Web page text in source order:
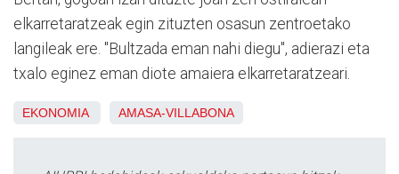
elkarretaratzeak egin zituzten osasun zentroetako
langileak ere. "Bultzada eman nahi diegu", adierazi eta
txalo eginez eman diote amaiera elkarretaratzeari.
EKONOMIA AMASA-VILLABONA